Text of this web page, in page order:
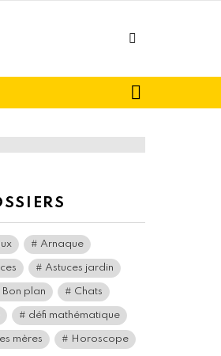
Arnaque
Astuces jardin
Bon plan Chats
défi mathématique
mères Horoscope